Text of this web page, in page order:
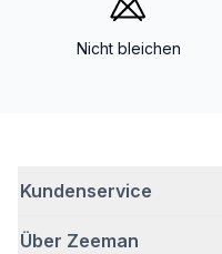
Nicht bleichen
Kundenservice
Häufig gestellte Fragen
Über Zeeman